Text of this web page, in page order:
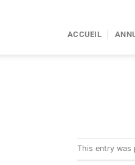
ACCUEIL
This entry was